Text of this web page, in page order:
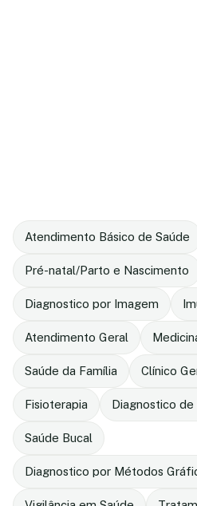
Atendimento Básico de Saúde
Pré-natal/Parto e Nascimento
Diagnostico por Imagem
Atendimento Geral
Saúde da Família Clínico
Fisioterapia Diagnostico
Saúde Bucal
Diagnostico por Métodos